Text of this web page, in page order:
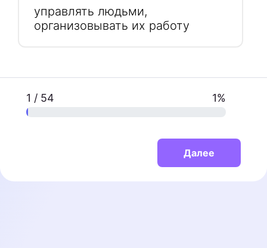
управлять людьми,
организовывать их работу
1 / 54 1%
Далее